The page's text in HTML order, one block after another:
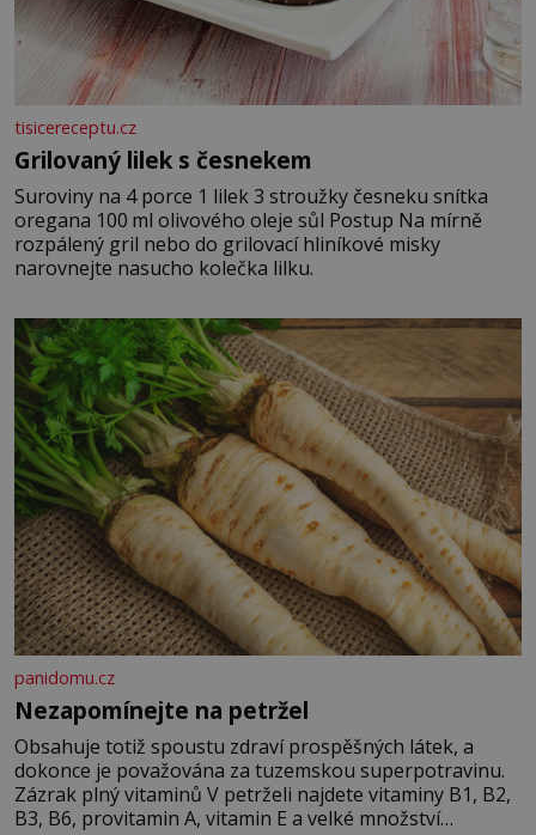
tisicereceptu.cz
Grilovaný lilek s česnekem
Suroviny na 4 porce 1 lilek 3 stroužky česneku snítka
oregana 100 ml olivového oleje sůl Postup Na mírně
rozpálený gril nebo do grilovací hliníkové misky
narovnejte nasucho kolečka lilku.
panidomu.cz
Nezapomínejte na petržel
Obsahuje totiž spoustu zdraví prospěšných látek, a
dokonce je považována za tuzemskou superpotravinu.
Zázrak plný vitaminů V petrželi najdete vitaminy B1, B2,
B3, B6, provitamin A, vitamin E a velké množství